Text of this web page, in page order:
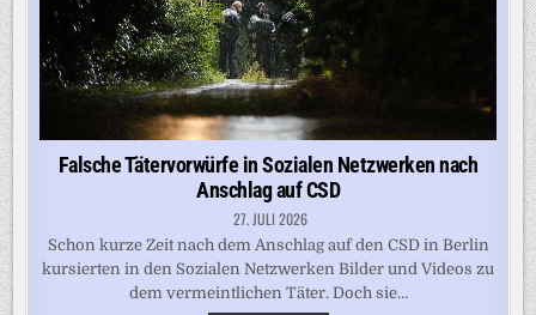
Falsche Tätervorwürfe in Sozialen Netzwerken nach
Anschlag auf CSD
27. JULI 2026
Schon kurze Zeit nach dem Anschlag auf den CSD in Berlin
kursierten in den Sozialen Netzwerken Bilder und Videos zu
dem vermeintlichen Täter. Doch sie…